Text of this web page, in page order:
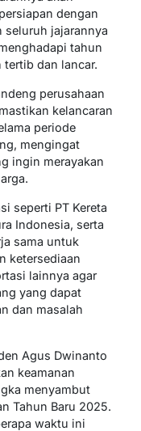
dengan
seluruh jajarannya
tahun
tertib dan lancar.
perusahaan
kelancaran
periode
mengingat
ingin merayakan
seperti PT Kereta
Indonesia, serta
sama untuk
ketersediaan
lainnya agar
yang dapat
dan masalah
Agus Dwinanto
keamanan
menyambut
Tahun Baru 2025.
waktu ini